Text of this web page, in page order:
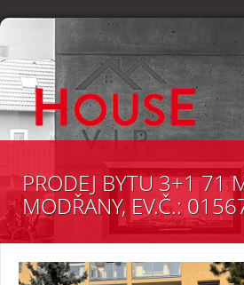
PRODEJ BYTU 3+1 71
MODŘANY, EV.Č.: